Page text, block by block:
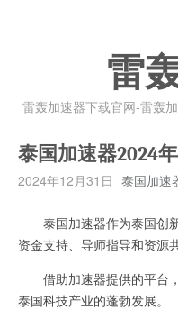
雷
雷轰加速器下载官网-雷轰
泰国加速器2024年
2024年12月31日 泰国加速
泰国加速器作为泰国创
资金支持、导师指导和资源
借助加速器提供的平台，
泰国科技产业的蓬勃发展。